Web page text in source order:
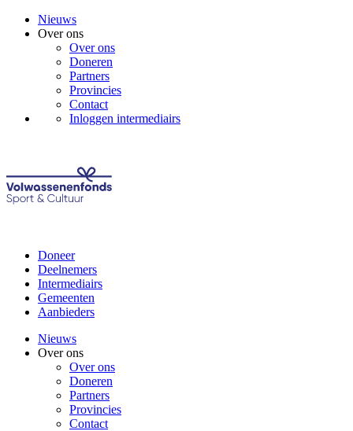
Nieuws
Over ons
Over ons
Doneren
Partners
Provincies
Contact
Inloggen intermediairs
Doneer
Deelnemers
Intermediairs
Gemeenten
Aanbieders
Nieuws
Over ons
Over ons
Doneren
Partners
Provincies
Contact